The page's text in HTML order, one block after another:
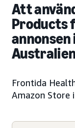
Att
Products
annonsen
Frontida
Amazon Store